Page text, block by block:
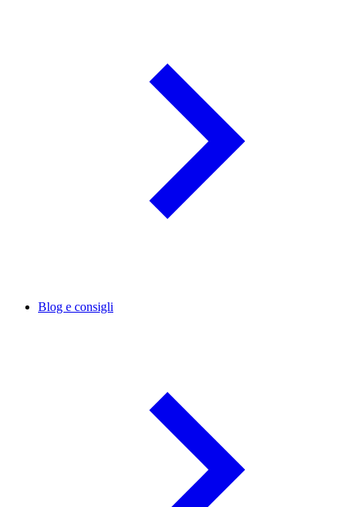
Blog e consigli